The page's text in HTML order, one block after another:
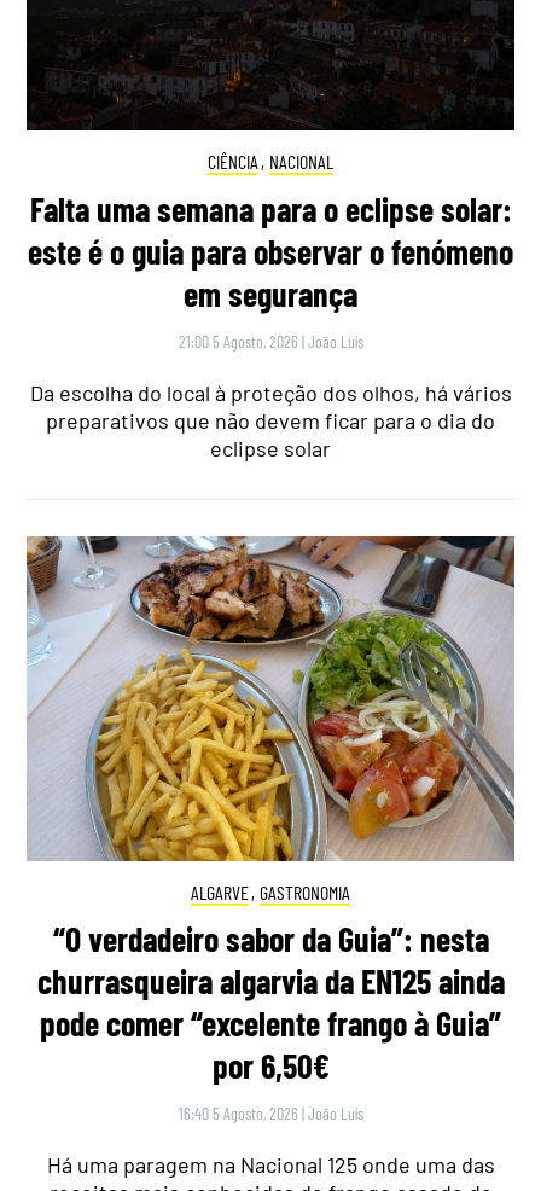
CIÊNCIA , NACIONAL
Falta uma semana para o eclipse solar:
este é o guia para observar o fenómeno
em segurança
21:00 5 Agosto, 2026 |João Luís
Da escolha do local à proteção dos olhos, há vários
preparativos que não devem ficar para o dia do
eclipse solar
ALGARVE, GASTRONOMIA
“O verdadeiro sabor da Guia”: nesta
churrasqueira algarvia da EN125 ainda
pode comer “excelente frango à Guia”
por 6,50€
16:40 5 Agosto, 2026 |João Luís
Há uma paragem na Nacional 125 onde uma das